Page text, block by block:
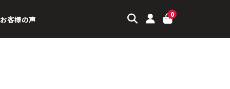
お客様の声 0